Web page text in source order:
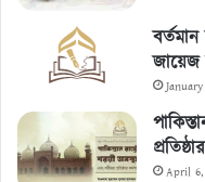
জায়েজ
April 6,